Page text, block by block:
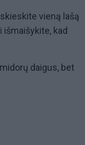
vieną lašą
išmaišykite, kad
daigus, bet